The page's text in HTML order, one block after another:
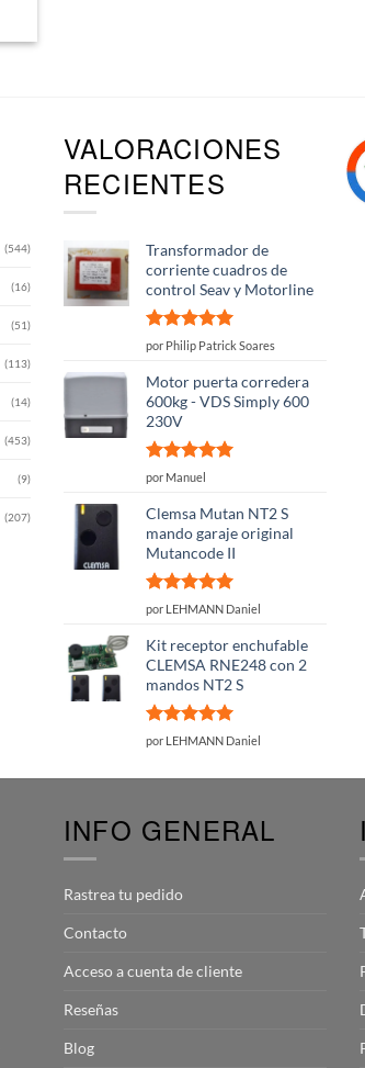
(544)
(16)
(51)
(113)
(14)
(453)
(9)
(207)
VALORACIONES
RECIENTES
Transformador de
corriente cuadros de
control Seav y Motorline
Valorado
por Philip Patrick Soares
Motor puerta corredera
600kg - VDS Simply 600
230V
Valorado
por Manuel
Clemsa Mutan NT2 S
mando garaje original
Mutancode II
Valorado
por LEHMANN Daniel
Kit receptor enchufable
CLEMSA RNE248 con 2
mandos NT2 S
Valorado
por LEHMANN Daniel
INFO GENERAL
Rastrea tu pedido
Contacto
Acceso a cuenta de cliente
Reseñas
Blog